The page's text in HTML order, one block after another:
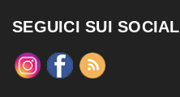
SEGUICI SUI SOCIAL